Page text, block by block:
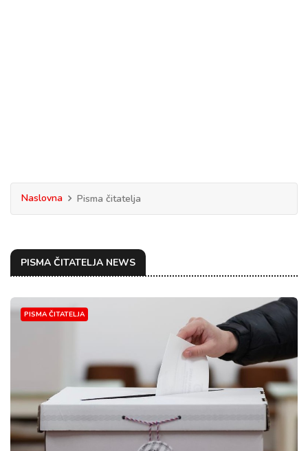
Naslovna Pisma čitatelja
PISMA ČITATELJA NEWS
PISMA ČITATELJA